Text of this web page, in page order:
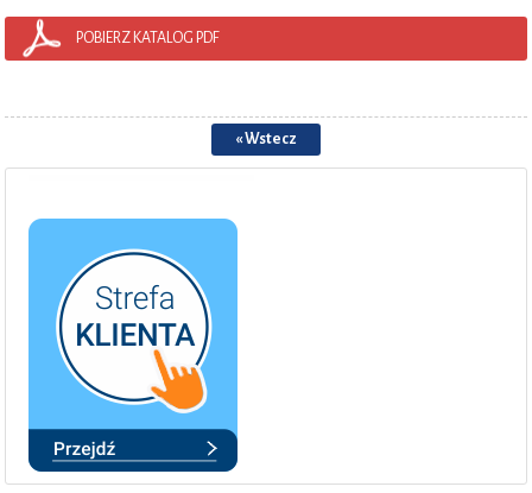
POBIERZ KATALOG PDF
« Wstecz